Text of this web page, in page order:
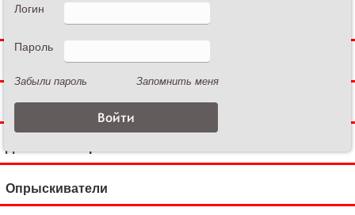
Сеялки пропашные
Культиваторы междурядные
Культиваторы сплошной обработки
Опрыскиватели
Логин
Пароль
Забыли пароль Запомнить меня